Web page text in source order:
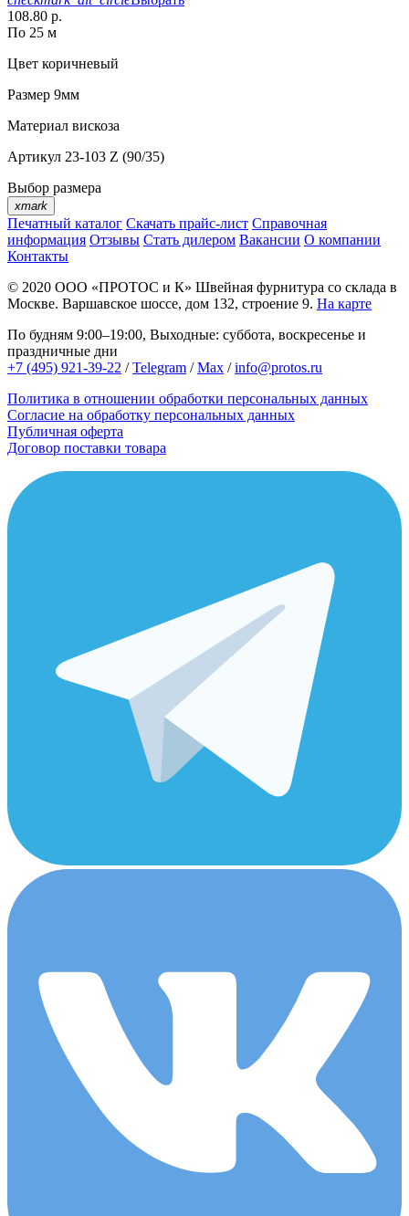
108.80 р.
По 25 м
Цвет коричневый
Размер 9мм
Материал вискоза
Артикул 23-103 Z (90/35)
Выбор размера
xmark
Печатный каталог Скачать прайс-лист Справочная
информация Отзывы Стать дилером Вакансии О компании
Контакты
© 2020 ООО «ПРОТОС и К» Швейная фурнитура со склада в
Москве. Варшавское шоссе, дом 132, строение 9. На карте
По будням 9:00–19:00, Выходные: суббота, воскресенье и
праздничные дни
+7 (495) 921-39-22 /Telegram /Max /info@protos.ru
Политика в отношении обработки персональных данных
Согласие на обработку персональных данных
Публичная оферта
Договор поставки товара